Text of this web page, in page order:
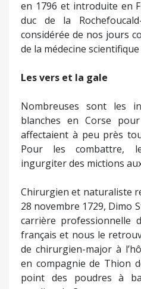
en 1796 et introduite en
duc de la
considérée de nos jours
de la médecine
Les vers et la gale
Nombreuses sont les
blanches en Corse
affectaient à peu près
Pour les combattre,
ingurgiter des mictions
Chirurgien et naturaliste
28 novembre 1729, Dimo
carrière professionnelle
français et nous le
de chirurgien-major à
en compagnie de Thion
point des poudres à